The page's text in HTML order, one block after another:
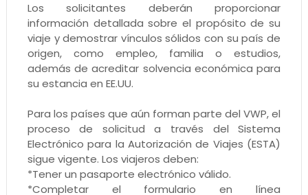
Los solicitantes deberán proporcionar
información detallada sobre el propósito de su
viaje y demostrar vínculos sólidos con su país de
origen, como empleo, familia o estudios,
además de acreditar solvencia económica para
su estancia en EE.UU.
Para los países que aún forman parte del VWP, el
proceso de solicitud a través del Sistema
Electrónico para la Autorización de Viajes (ESTA)
sigue vigente. Los viajeros deben:
*Tener un pasaporte electrónico válido.
*Completar el formulario en línea